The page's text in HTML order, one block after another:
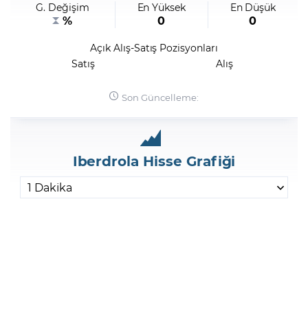
G. Değişim
%
En Yüksek
0
En Düşük
0
Açık Alış-Satış Pozisyonları
Satış
Alış
Son Güncelleme:
Iberdrola Hisse Grafiği